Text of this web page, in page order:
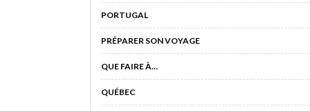
PORTUGAL
PRÉPARER SON VOYAGE
QUE FAIRE À…
QUÉBEC